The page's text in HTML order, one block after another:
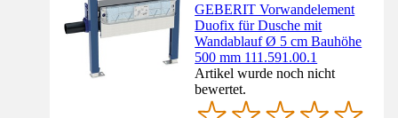
GEBERIT Vorwandelement
Duofix für Dusche mit
Wandablauf Ø 5 cm Bauhöhe
500 mm 111.591.00.1
Artikel wurde noch nicht
bewertet.